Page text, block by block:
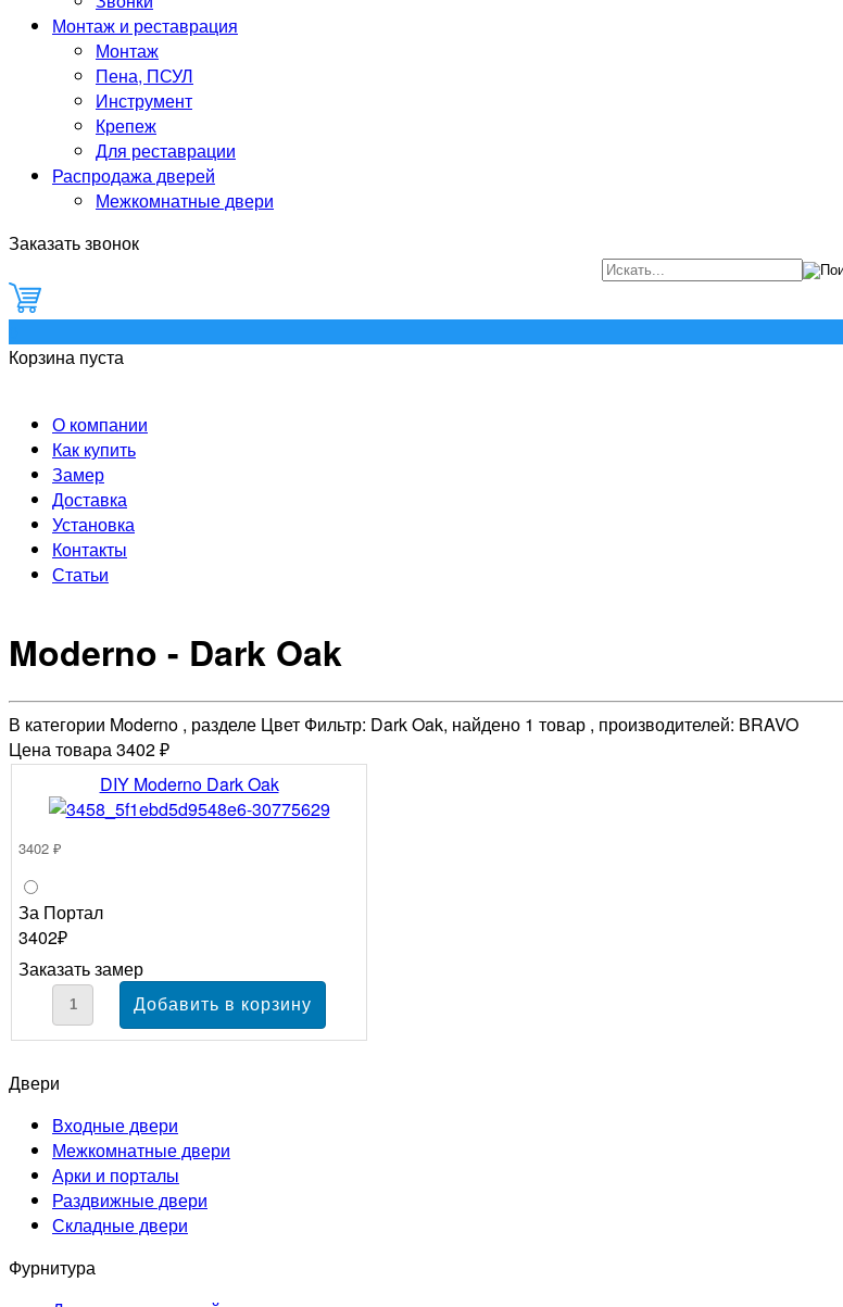
Монтаж и реставрация
Монтаж
Пена, ПСУЛ
Инструмент
Крепеж
Для реставрации
Распродажа дверей
Межкомнатные двери
Заказать звонок
Корзина пуста
О компании
Как купить
Замер
Доставка
Установка
Контакты
Статьи
Moderno - Dark Oak
В категории Moderno , разделе Цвет Фильтр: Dark Oak, найдено 1 товар , производителей: BRAVO
Цена товара 3402 ₽
DIY Moderno Dark Oak
3402 ₽
За Портал
3402₽
Заказать замер
Двери
Входные двери
Межкомнатные двери
Арки и порталы
Раздвижные двери
Складные двери
Фурнитура